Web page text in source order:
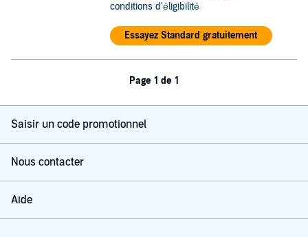
conditions d'éligibilité
Essayez Standard gratuitement
Page 1 de 1
Saisir un code promotionnel
Nous contacter
Aide